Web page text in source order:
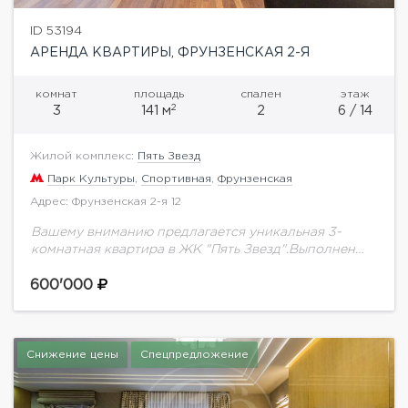
ID 53194
АРЕНДА КВАРТИРЫ, ФРУНЗЕНСКАЯ 2-Я
комнат
3
площадь
141 м2
спален
2
этаж
6 / 14
Жилой комплекс: Пять Звезд
Парк Культуры Спортивная Фрунзенская
Адрес: Фрунзенская 2-я 12
Вашему вниманию предлагается уникальная 3-
комнатная квартира в ЖК "Пять Звезд".Выполнен
дорогостоящих эксклюзивных материалов,
дизайнеров.Функциональной...
600'000
Снижение цены Спецпредложение